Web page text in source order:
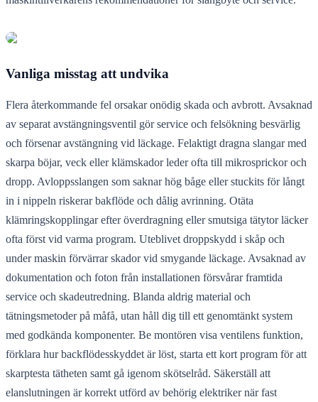
Vanliga misstag att undvika
Flera återkommande fel orsakar onödig skada och avbrott. Avsaknad
av separat avstängningsventil gör service och felsökning besvärlig
och försenar avstängning vid läckage. Felaktigt dragna slangar med
skarpa böjar, veck eller klämskador leder ofta till mikrosprickor och
dropp. Avloppsslangen som saknar hög båge eller stuckits för långt
in i nippeln riskerar bakflöde och dålig avrinning. Otäta
klämringskopplingar efter överdragning eller smutsiga tätytor läcker
ofta först vid varma program. Uteblivet droppskydd i skåp och
under maskin förvärrar skador vid smygande läckage. Avsaknad av
dokumentation och foton från installationen försvårar framtida
service och skadeutredning. Blanda aldrig material och
tätningsmetoder på måfå, utan håll dig till ett genomtänkt system
med godkända komponenter. Be montören visa ventilens funktion,
förklara hur backflödesskyddet är löst, starta ett kort program för att
skarptesta tätheten samt gå igenom skötselråd. Säkerställ att
elanslutningen är korrekt utförd av behörig elektriker när fast